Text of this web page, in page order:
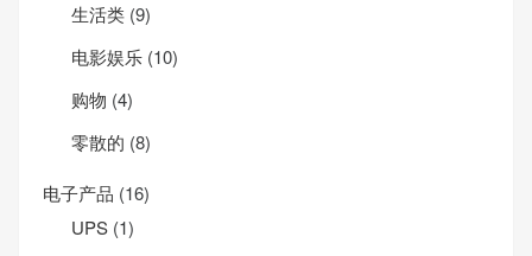
生活类 (9)
电影娱乐 (10)
购物 (4)
零散的 (8)
电子产品 (16)
UPS (1)